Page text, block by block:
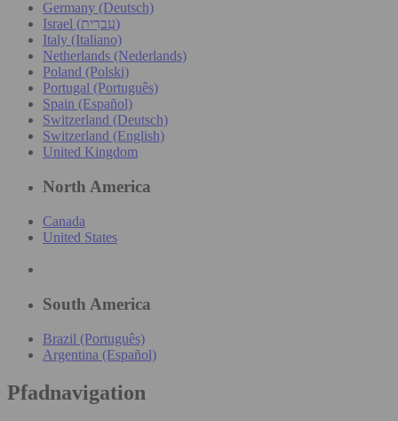
Germany (Deutsch)
Israel (עִברִית)
Italy (Italiano)
Netherlands (Nederlands)
Poland (Polski)
Portugal (Português)
Spain (Español)
Switzerland (Deutsch)
Switzerland (English)
United Kingdom
North America
Canada
United States
South America
Brazil (Português)
Argentina (Español)
Pfadnavigation